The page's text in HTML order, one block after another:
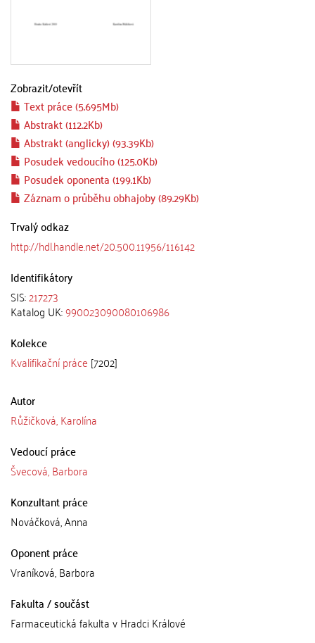
Zobrazit/otevřít
Text práce (5.695Mb)
Abstrakt (112.2Kb)
Abstrakt (anglicky) (93.39Kb)
Posudek vedoucího (125.0Kb)
Posudek oponenta (199.1Kb)
Záznam o průběhu obhajoby (89.29Kb)
Trvalý odkaz
http://hdl.handle.net/20.500.11956/116142
Identifikátory
SIS:217273
Katalog UK:990023090080106986
Kolekce
Kvalifikační práce [7202]
Autor
Růžičková, Karolína
Vedoucí práce
Švecová, Barbora
Konzultant práce
Nováčková, Anna
Oponent práce
Vraníková, Barbora
Fakulta / součást
Farmaceutická fakulta v Hradci Králové